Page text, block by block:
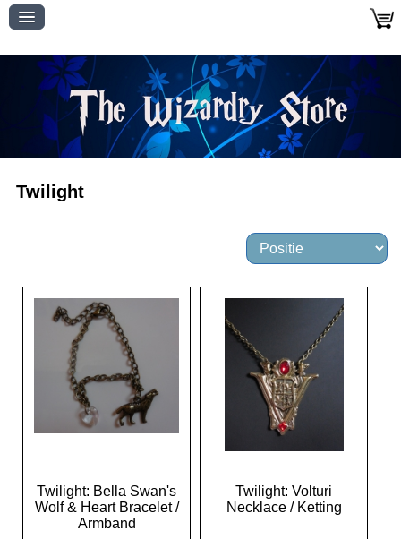
Twilight
Twilight: Bella Swan's
Wolf & Heart Bracelet /
Armband
Twilight: Volturi
Necklace / Ketting